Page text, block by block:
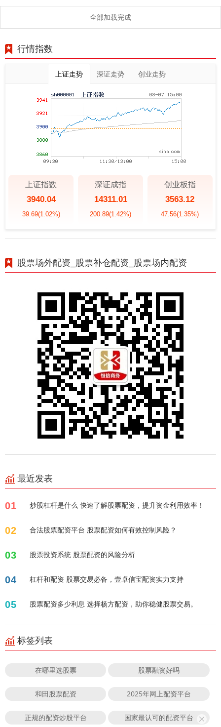
全部加载完成
行情指数
上证走势 深证走势 创业走势
上证指数
3940.04
39.69(1.02%)
深证成指
14311.01
200.89(1.42%)
创业板指
3563.12
47.56(1.35%)
股票场外配资_股票补仓配资_股票场内配资
最近发表
01 炒股杠杆是什么 快速了解股票配资，提升资金利用效率！
02 合法股票配资平台 股票配资如何有效控制风险？
03 股票投资系统 股票配资的风险分析
04 杠杆和配资 股票交易必备，壹卓信宝配资实力支持
05 股票配资多少利息 选择杨方配资，助你稳健股票交易。
标签列表
在哪里选股票 股票融资好吗
和田股票配资 2025年网上配资平台
正规的配资炒股平台 国家最认可的配资平台